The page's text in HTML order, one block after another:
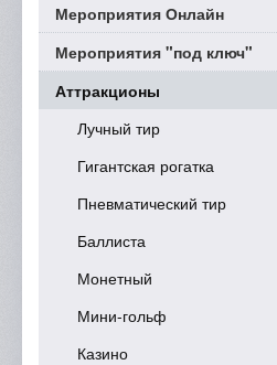
Мероприятия Онлайн
Мероприятия "под ключ"
Аттракционы
Лучный тир
Гигантская рогатка
Пневматический тир
Баллиста
Монетный
Мини-гольф
Казино